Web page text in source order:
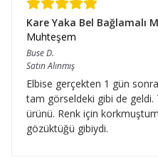
Kare Yaka Bel Bağlamalı
Muhteşem
BuseD.
Satın Alınmış
Elbise gerçekten 1 gün
tam görseldeki gibi de
ürünü. Renk için
gözüktüğü gibiydi.